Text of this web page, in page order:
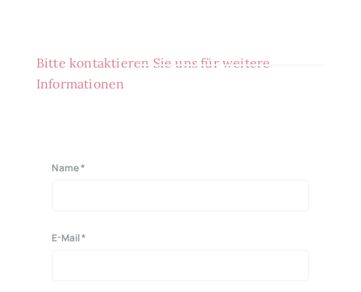
Bitte kontaktieren Sie uns für weitere
Informationen
Name *
E-Mail *